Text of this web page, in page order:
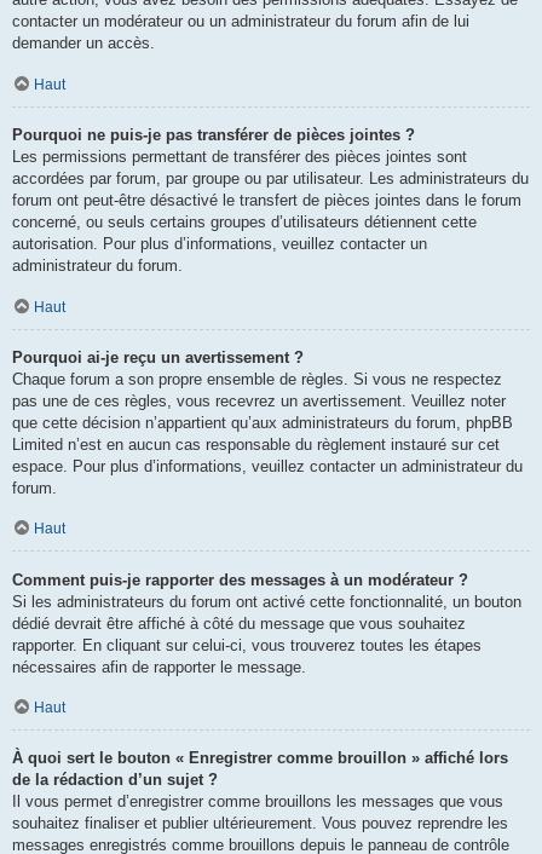
contacter un modérateur ou un administrateur du forum afin de lui
demander un accès.
Haut
Pourquoi ne puis-je pas transférer de pièces jointes ?
Les permissions permettant de transférer des pièces jointes sont
accordées par forum, par groupe ou par utilisateur. Les administrateurs du
forum ont peut-être désactivé le transfert de pièces jointes dans le forum
concerné, ou seuls certains groupes d’utilisateurs détiennent cette
autorisation. Pour plus d’informations, veuillez contacter un
administrateur du forum.
Haut
Pourquoi ai-je reçu un avertissement ?
Chaque forum a son propre ensemble de règles. Si vous ne respectez
pas une de ces règles, vous recevrez un avertissement. Veuillez noter
que cette décision n’appartient qu’aux administrateurs du forum, phpBB
Limited n’est en aucun cas responsable du règlement instauré sur cet
espace. Pour plus d’informations, veuillez contacter un administrateur du
forum.
Haut
Comment puis-je rapporter des messages à un modérateur ?
Si les administrateurs du forum ont activé cette fonctionnalité, un bouton
dédié devrait être affiché à côté du message que vous souhaitez
rapporter. En cliquant sur celui-ci, vous trouverez toutes les étapes
nécessaires afin de rapporter le message.
Haut
À quoi sert le bouton « Enregistrer comme brouillon » affiché lors
de la rédaction d’un sujet ?
Il vous permet d’enregistrer comme brouillons les messages que vous
souhaitez finaliser et publier ultérieurement. Vous pouvez reprendre les
messages enregistrés comme brouillons depuis le panneau de contrôle